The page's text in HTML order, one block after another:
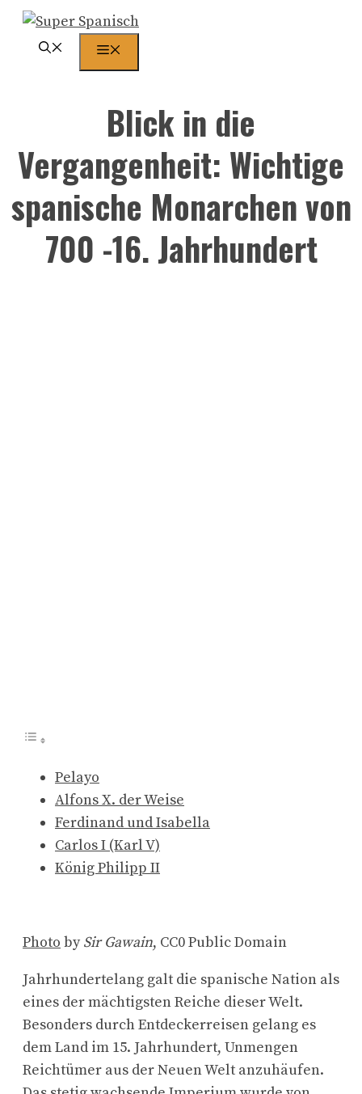
Zum
Inhalt
Blick in die
Vergangenheit: Wichtige
spanische Monarchen von
700 -16. Jahrhundert
Pelayo
Alfons X. der Weise
Ferdinand und Isabella
Carlos I (Karl V)
König Philipp II
Photo bySir Gawain, CC0 Public Domain
Jahrhundertelang galt die spanische Nation als
eines der mächtigsten Reiche dieser Welt.
Besonders durch Entdeckerreisen gelang es
dem Land im 15. Jahrhundert, Unmengen
Reichtümer aus der Neuen Welt anzuhäufen.